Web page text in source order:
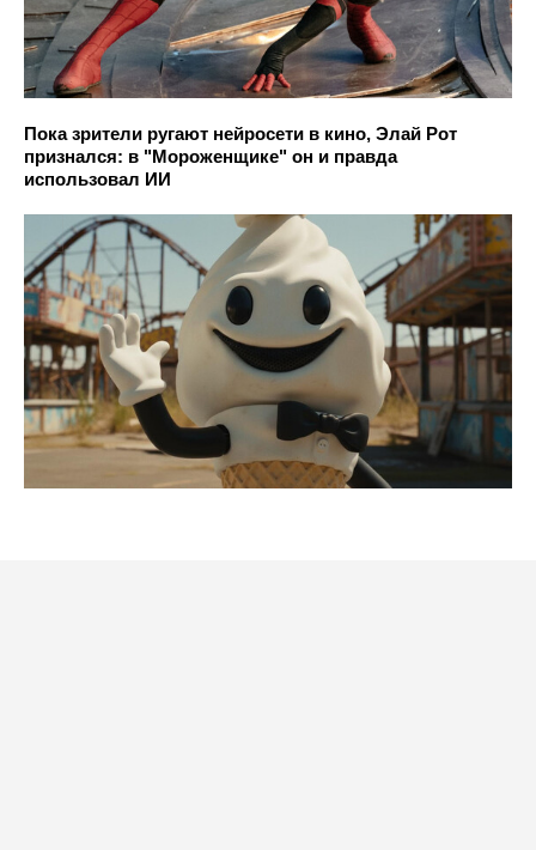
Пока зрители ругают нейросети в кино, Элай Рот
признался: в "Мороженщике" он и правда
использовал ИИ